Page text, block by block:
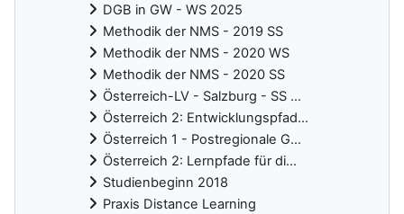
DGB in GW - WS 2025
Methodik der NMS - 2019 SS
Methodik der NMS - 2020 WS
Methodik der NMS - 2020 SS
Österreich-LV - Salzburg - SS ...
Österreich 2: Entwicklungspfad...
Österreich 1 - Postregionale G...
Österreich 2: Lernpfade für di...
Studienbeginn 2018
Praxis Distance Learning